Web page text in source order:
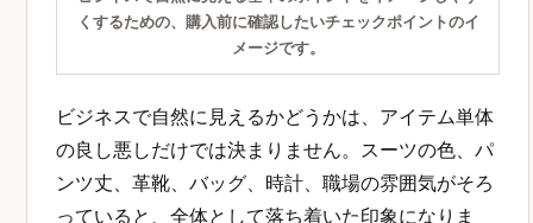
くするための、購入前に確認したいチェックポイントのイ
メージです。
ビジネスで自然に見えるかどうかは、アイテム単体
の良し悪しだけでは決まりません。スーツの色、パ
ンツ丈、革靴、バッグ、時計、職場の雰囲気がそろ
っていると、全体として落ち着いた印象になりま